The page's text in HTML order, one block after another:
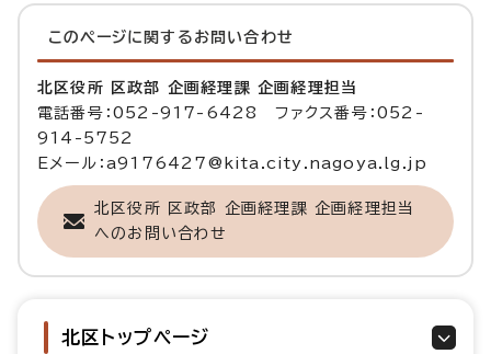
このページに関する お問い合わせ
北区役所 区政部 企画経理課 企画経理担当
電話番号：052-917-6428 ファクス番号：052-
914-5752
Eメール：a9176427@kita.city.nagoya.lg.jp
北区役所 区政部 企画経理課 企画経理担当
へのお問い合わせ
北区トップページ